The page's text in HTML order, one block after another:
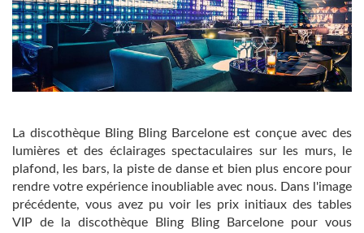
La discothèque Bling Bling Barcelone est conçue avec des
lumières et des éclairages spectaculaires sur les murs, le
plafond, les bars, la piste de danse et bien plus encore pour
rendre votre expérience inoubliable avec nous. Dans l'image
précédente, vous avez pu voir les prix initiaux des tables
VIP de la discothèque Bling Bling Barcelone pour vous